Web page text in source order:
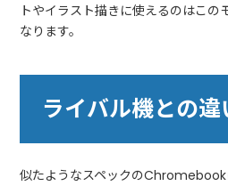
トやイラスト描きに使えるのはこの
なります。
ライバル機との違
似たようなスペックの